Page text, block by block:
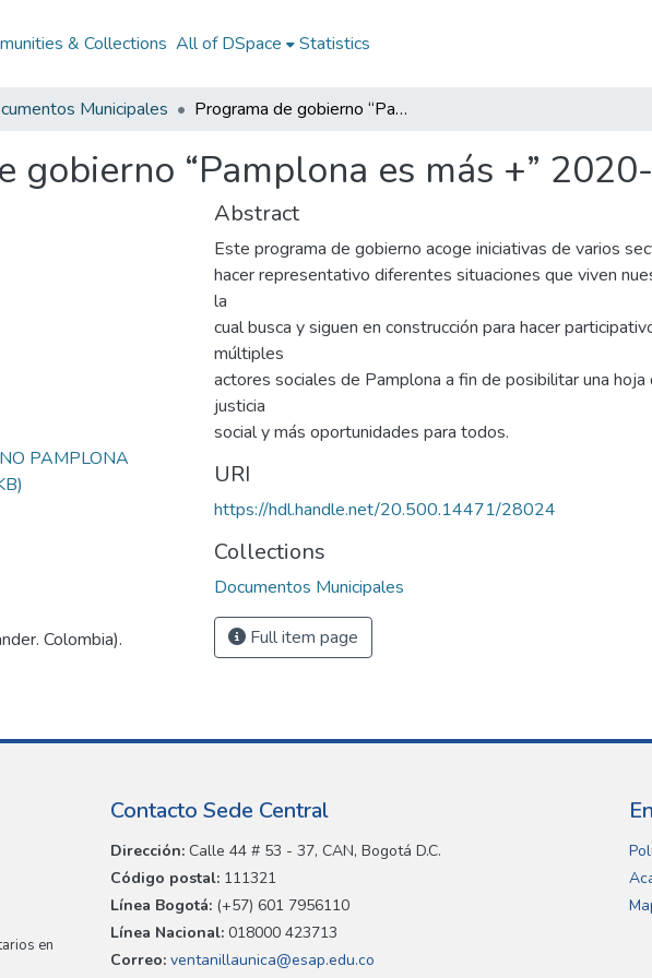
& Collections All of DSpace Statistics
Municipales Programa de gobierno “Pamplona es más +” 2020-2023
gobierno “Pamplona es más +”
PAMPLONA
Colombia).
Abstract
Este programa de gobierno acoge iniciativas de varios
hacer representativo diferentes situaciones que viven
la
cual busca y siguen en construcción para hacer
múltiples
actores sociales de Pamplona a fin de posibilitar una hoja
justicia
social y más oportunidades para todos.
URI
https://hdl.handle.net/20.500.14471/28024
Collections
Documentos Municipales
Full item page
en
Contacto Sede Central
Dirección: Calle 44 # 53 - 37, CAN, Bogotá D.C.
Código postal: 111321
Línea Bogotá: (+57) 601 7956110
Línea Nacional: 018000 423713
Correo: ventanillaunica@esap.edu.co